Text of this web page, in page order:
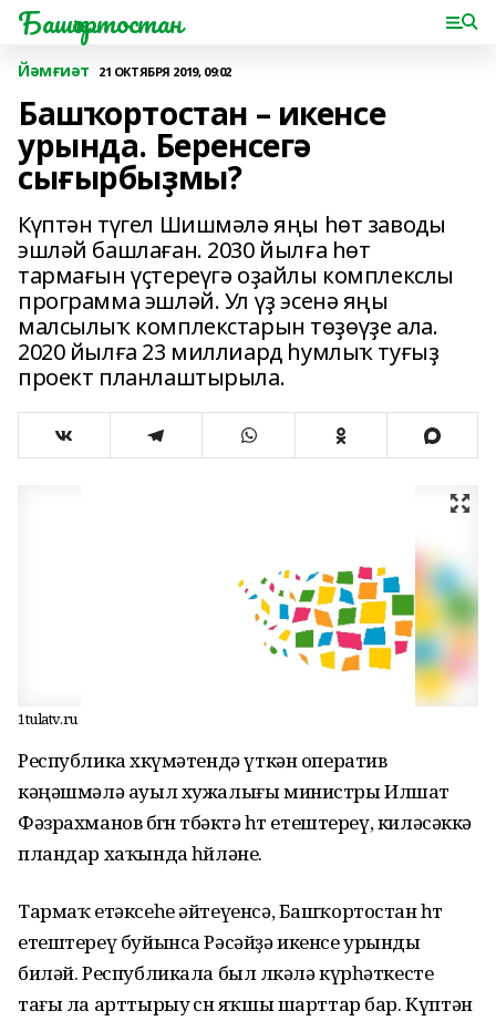
Башҡортостан
Йәмғиәт 21 ОКТЯБРЯ 2019, 09:02
Башҡортостан – икенсе
урында. Беренсегә
сығырбыҙмы?
Күптән түгел Шишмәлә яңы һөт заводы
эшләй башлаған. 2030 йылға һөт
тармағын үҫтереүгә оҙайлы комплекслы
программа эшләй. Ул үҙ эсенә яңы
малсылыҡ комплекстарын төҙөүҙе ала.
2020 йылға 23 миллиард һумлыҡ туғыҙ
проект планлаштырыла.
1tulatv.ru
Республика хөкүмәтендә үткән оператив
кәңәшмәлә ауыл хужалығы министры Илшат
Фәзрахманов бөгөн төбәктә һөт етештереү, киләсәккә
пландар хаҡында һөйләне.
Тармаҡ етәксеһе әйтеүенсә, Башҡортостан һөт
етештереү буйынса Рәсәйҙә икенсе урынды
биләй. Республикала был өлкәлә күрһәткесте
тағы ла арттырыу өсөн яҡшы шарттар бар. Күптән